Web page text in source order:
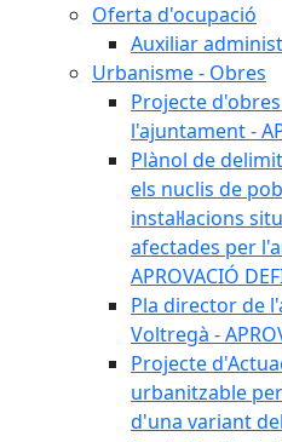
Oferta d'ocupació
Auxiliar
Urbanisme - Obres
Projecte
l'ajuntament -
Plànol de
els nuclis de
instal·lacions
afectades per
APROVACIÓ
Pla director de
Voltregà -
Projecte
urbanitzable
d'una variant